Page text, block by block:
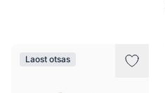
Laost otsas